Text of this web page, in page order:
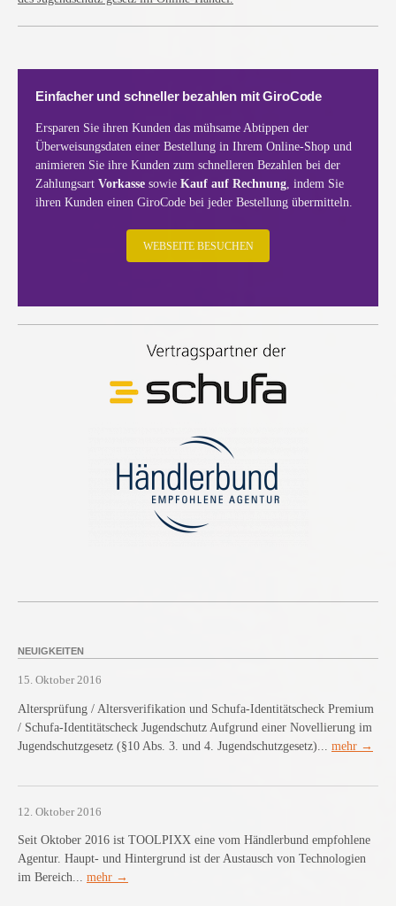
Einfacher und schneller bezahlen mit GiroCode
Ersparen Sie ihren Kunden das mühsame Abtippen der
Überweisungsdaten einer Bestellung in Ihrem Online-Shop und
animieren Sie ihre Kunden zum schnelleren Bezahlen bei der
Zahlungsart Vorkasse sowie Kauf auf Rechnung, indem Sie
ihren Kunden einen GiroCode bei jeder Bestellung übermitteln.
WEBSEITE BESUCHEN
NEUIGKEITEN
15. Oktober 2016
Altersprüfung / Altersverifikation und Schufa-Identitätscheck Premium
/ Schufa-Identitätscheck Jugendschutz Aufgrund einer Novellierung im
Jugendschutzgesetz (§10 Abs. 3. und 4. Jugendschutzgesetz)... mehr →
12. Oktober 2016
Seit Oktober 2016 ist TOOLPIXX eine vom Händlerbund empfohlene
Agentur. Haupt- und Hintergrund ist der Austausch von Technologien
im Bereich... mehr →